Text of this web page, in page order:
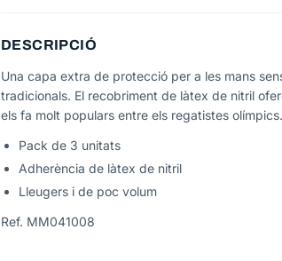
DESCRIPCIÓ
Una capa extra de protecció per a les mans
tradicionals. El recobriment de làtex de nitril
els fa molt populars entre els regatistes olímpics.
Pack de 3 unitats
Adherència de làtex de nitril
Lleugers i de poc volum
Ref. MM041008